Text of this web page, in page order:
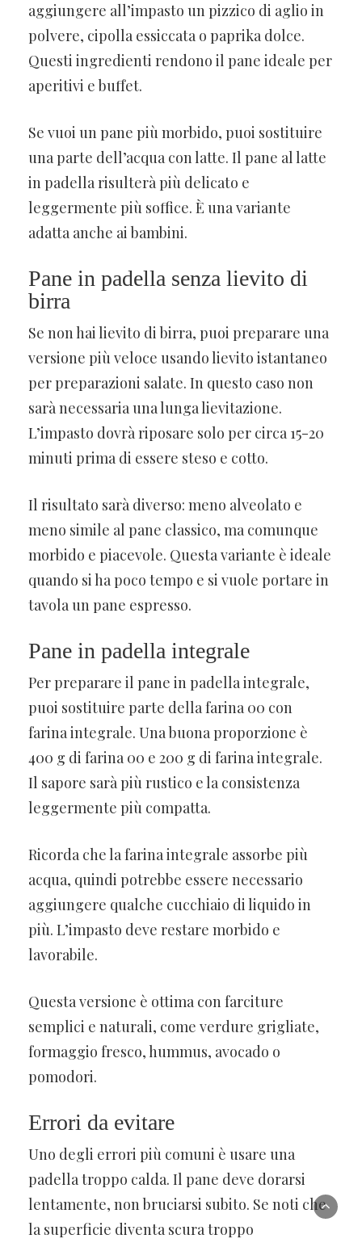
aggiungere all’impasto un pizzico di aglio in
polvere, cipolla essiccata o paprika dolce.
Questi ingredienti rendono il pane ideale per
aperitivi e buffet.
Se vuoi un pane più morbido, puoi sostituire
una parte dell’acqua con latte. Il pane al latte
in padella risulterà più delicato e
leggermente più soffice. È una variante
adatta anche ai bambini.
Pane in padella senza lievito di
birra
Se non hai lievito di birra, puoi preparare una
versione più veloce usando lievito istantaneo
per preparazioni salate. In questo caso non
sarà necessaria una lunga lievitazione.
L’impasto dovrà riposare solo per circa 15-20
minuti prima di essere steso e cotto.
Il risultato sarà diverso: meno alveolato e
meno simile al pane classico, ma comunque
morbido e piacevole. Questa variante è ideale
quando si ha poco tempo e si vuole portare in
tavola un pane espresso.
Pane in padella integrale
Per preparare il pane in padella integrale,
puoi sostituire parte della farina 00 con
farina integrale. Una buona proporzione è
400 g di farina 00 e 200 g di farina integrale.
Il sapore sarà più rustico e la consistenza
leggermente più compatta.
Ricorda che la farina integrale assorbe più
acqua, quindi potrebbe essere necessario
aggiungere qualche cucchiaio di liquido in
più. L’impasto deve restare morbido e
lavorabile.
Questa versione è ottima con farciture
semplici e naturali, come verdure grigliate,
formaggio fresco, hummus, avocado o
pomodori.
Errori da evitare
Uno degli errori più comuni è usare una
padella troppo calda. Il pane deve dorarsi
lentamente, non bruciarsi subito. Se noti che
la superficie diventa scura troppo